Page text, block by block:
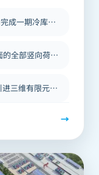
苏州天环冷链物流有限公司完成一期冷库的持续运营后，在市场需求驱动下启动二期扩建。C冷库作为二期工程的核心单体，定位为…
竖向荷载累积效应。 12层楼面的全部竖向荷载最终传递到底层柱和基础，底层柱的轴力水平远高于低层冷库。结构设计须从整体…
整体模型分析： 采用美国引进三维有限元分析程序，结合独创预应力优化算法，建立全楼整体模型，系统分析各层楼板在竖向荷载…
→